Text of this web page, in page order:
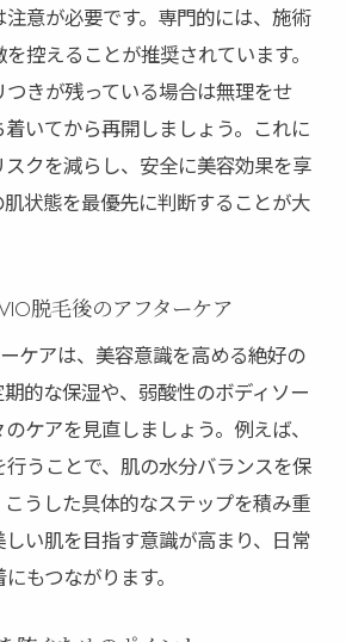
意が必要です。専門的には、施術
控えることが推奨されています。
きが残っている場合は無理をせ
いてから再開しましょう。これに
クを減らし、安全に美容効果を享
状態を最優先に判断することが大
脱毛後のアフターケア
ケアは、美容意識を高める絶好の
的な保湿や、弱酸性のボディソー
ケアを見直しましょう。例えば、
うことで、肌の水分バランスを保
うした具体的なステップを積み重
い肌を目指す意識が高まり、日常
もつながります。